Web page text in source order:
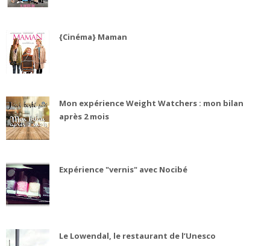
{Cinéma} Maman
Mon expérience Weight Watchers : mon bilan
après 2 mois
Expérience "vernis" avec Nocibé
Le Lowendal, le restaurant de l’Unesco